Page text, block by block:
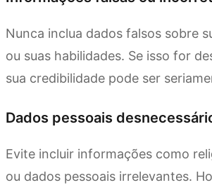
Nunca inclua dados falsos sobre
ou suas habilidades. Se isso for
sua credibilidade pode ser
Dados pessoais
Evite incluir informações como
ou dados pessoais irrelevantes.